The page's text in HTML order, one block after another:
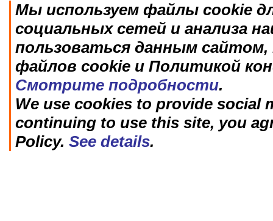
Мы используем файлы cookie
социальных сетей и анализа
пользоваться данным
файлов cookie и Политикой
Смотрите подробности.
We use cookies to provide social
continuing to use this site, you
Policy. See details.